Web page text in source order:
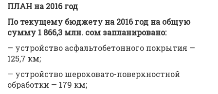
ПЛАН на 2016 год
По текущему бюджету на 2016 год на общую
сумму 1 866,3 млн. сом запланировано:
— устройство асфальтобетонного покрытия —
125,7 км;
— устройство шероховато-поверхностной
обработки — 179 км;